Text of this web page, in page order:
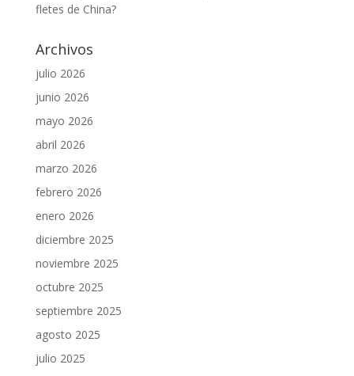
fletes de China?
Archivos
julio 2026
junio 2026
mayo 2026
abril 2026
marzo 2026
febrero 2026
enero 2026
diciembre 2025
noviembre 2025
octubre 2025
septiembre 2025
agosto 2025
julio 2025